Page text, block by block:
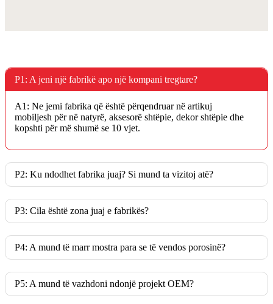
P1: A jeni një fabrikë apo një kompani tregtare?
A1: Ne jemi fabrika që është përqendruar në artikuj
mobiljesh për në natyrë, aksesorë shtëpie, dekor shtëpie dhe
kopshti për më shumë se 10 vjet.
P2: Ku ndodhet fabrika juaj? Si mund ta vizitoj atë?
P3: Cila është zona juaj e fabrikës?
P4: A mund të marr mostra para se të vendos porosinë?
P5: A mund të vazhdoni ndonjë projekt OEM?